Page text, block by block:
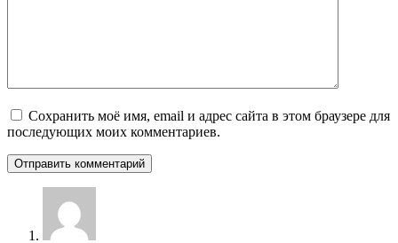
Сохранить моё имя, email и адрес сайта в этом браузере для
последующих моих комментариев.